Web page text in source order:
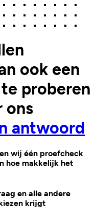
ook een
proberen
ons
antwoord
wij één proefcheck
hoe makkelijk het
en alle andere
krijgt